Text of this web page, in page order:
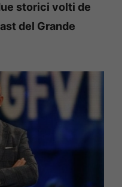
storici volti de
del Grande